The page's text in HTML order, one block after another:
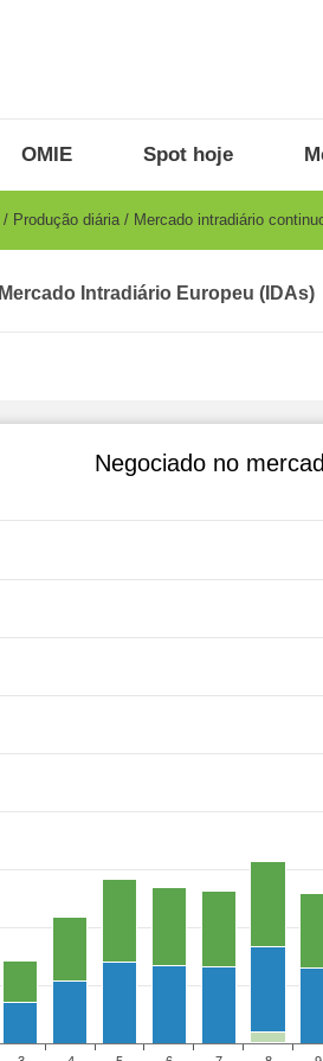
OMIE Spot hoje
Produção diária Mercado intradiário
Mercado Intradiário Europeu (IDAs)
Negociado no